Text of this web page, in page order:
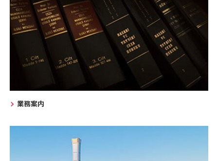
業務案内